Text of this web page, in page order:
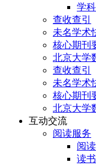
学
查收查引
未名学术
核心期刊
北京大学
查收查引
未名学术
核心期刊
北京大学
互动交流
阅读服务
阅
读